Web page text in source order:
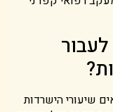
שיעורי הישרדות